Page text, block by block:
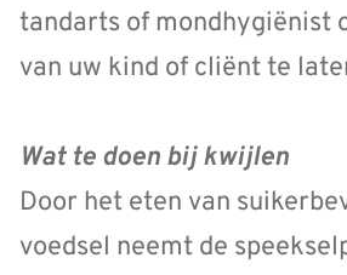
tandarts of mondhygiënist
van uw kind of cliënt te
Wat te doen bij kwijlen
Door het eten van
voedsel neemt de